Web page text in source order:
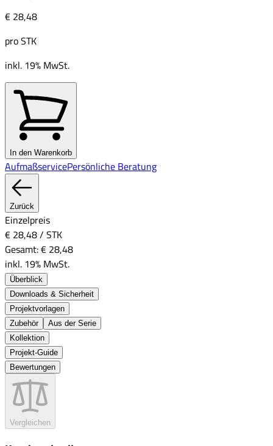
€ 28,48
proSTK
inkl. 19% MwSt.
In den Warenkorb
AufmaßservicePersönliche Beratung
Zurück
Einzelpreis
€ 28,48/ STK
Gesamt:€ 28,48
inkl. 19% MwSt.
Überblick
Downloads & Sicherheit
Projektvorlagen
Zubehör
Aus der Serie
Kollektion
Projekt-Guide
Bewertungen
Vergleichen